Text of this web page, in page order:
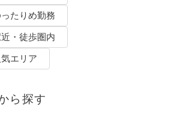
たりめ勤務
・徒歩圏内
エリア
ら探す